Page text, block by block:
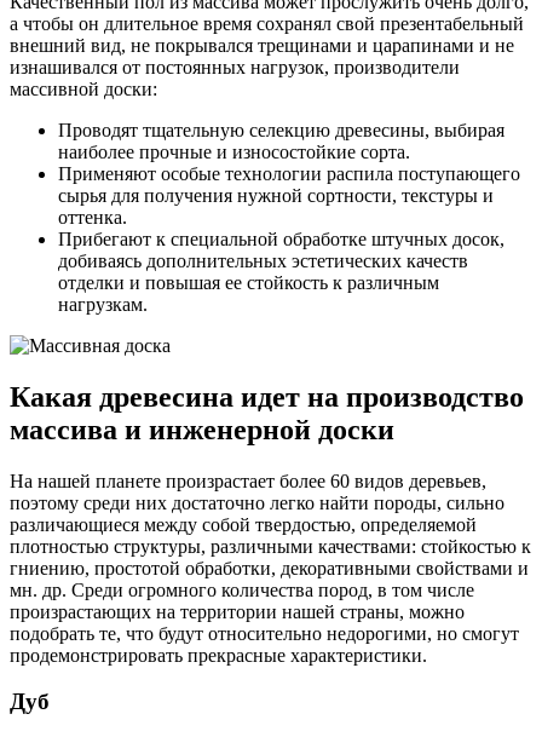
а чтобы он длительное время сохранял свой презентабельный
внешний вид, не покрывался трещинами и царапинами и не
изнашивался от постоянных нагрузок, производители
массивной доски:
Проводят тщательную селекцию древесины, выбирая
наиболее прочные и износостойкие сорта.
Применяют особые технологии распила поступающего
сырья для получения нужной сортности, текстуры и
оттенка.
Прибегают к специальной обработке штучных досок,
добиваясь дополнительных эстетических качеств
отделки и повышая ее стойкость к различным
нагрузкам.
Какая древесина идет на производство
массива и инженерной доски
На нашей планете произрастает более 60 видов деревьев,
поэтому среди них достаточно легко найти породы, сильно
различающиеся между собой твердостью, определяемой
плотностью структуры, различными качествами: стойкостью к
гниению, простотой обработки, декоративными свойствами и
мн. др. Среди огромного количества пород, в том числе
произрастающих на территории нашей страны, можно
подобрать те, что будут относительно недорогими, но смогут
продемонстрировать прекрасные характеристики.
Дуб